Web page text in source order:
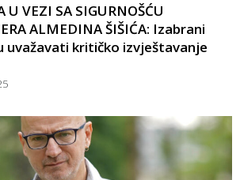
U VEZI SA SIGURNOŠĆU
ALMEDINA ŠIŠIĆA: Izabrani
uvažavati kritičko izvještavanje